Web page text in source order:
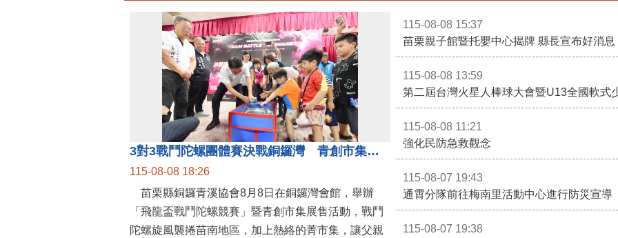
3對3戰鬥陀螺團體賽決戰銅鑼灣 青創市集展售為父親節增添繽紛
115-08-08 18:26
苗栗縣銅鑼青溪協會8月8日在銅鑼灣會館，舉辦
「飛龍盃戰鬥陀螺競賽」暨青創市集展售活動，戰鬥
陀螺旋風襲捲苗南地區，加上熱絡的菁市集，讓父親
115-08-08 15:37
苗栗親子館暨托嬰中心揭牌 縣長宣布好消
115-08-08 13:59
第二屆台灣火星人棒球大會暨U13全國軟式
115-08-08 11:21
強化民防急救觀念
115-08-07 19:43
通霄分隊前往梅南里活動中心進行防災宣導
115-08-07 19:38